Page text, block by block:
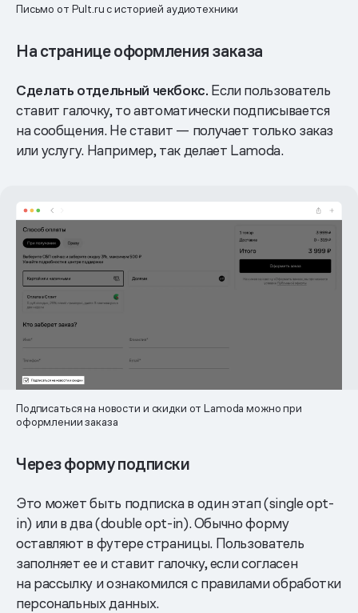
Письмо от Pult.ru с историей аудиотехники
На странице оформления заказа
Сделать отдельный чекбокс. Если пользователь
ставит галочку, то автоматически подписывается
на сообщения. Не ставит — получает только заказ
или услугу. Например, так делает Lamoda.
Подписаться на новости и скидки от Lamoda можно при
оформлении заказа
Через форму подписки
Это может быть подписка в один этап (single opt-
in) или в два (double opt-in). Обычно форму
оставляют в футере страницы. Пользователь
заполняет ее и ставит галочку, если согласен
на рассылку и ознакомился с правилами обработки
персональных данных.